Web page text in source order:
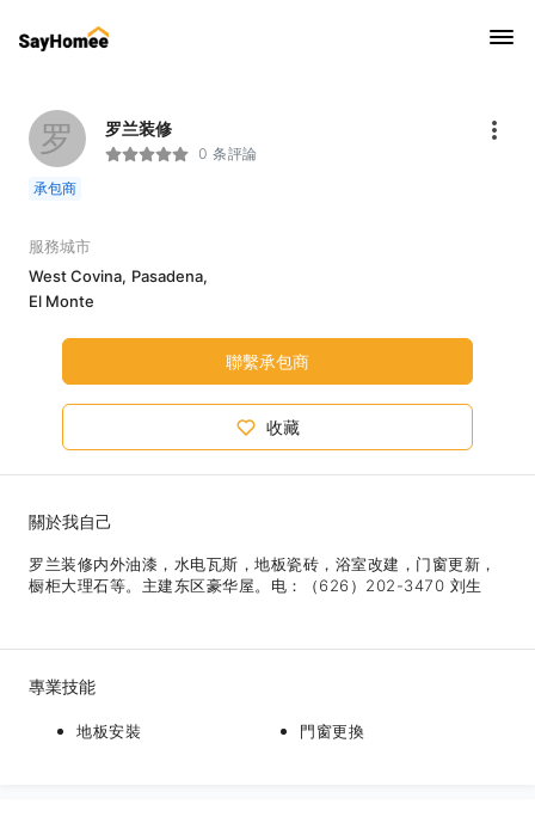
罗 罗兰装修
0 条評論
承包商
服務城市
West Covina, Pasadena,
El Monte
聯繫承包商
收藏
關於我自己
罗兰装修内外油漆，水电瓦斯，地板瓷砖，浴室改建，门窗更新，
橱柜大理石等。主建东区豪华屋。电：（626）202-3470 刘生
專業技能
地板安裝 門窗更換